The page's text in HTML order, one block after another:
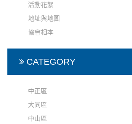
活動花絮
地址與地圖
協會相本
CATEGORY
中正區
大同區
中山區